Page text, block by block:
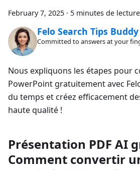
February 7, 2025 · 5 minutes de lecture
Felo Search Tips Buddy
Committed to answers at your
Nous expliquons les étapes pour
PowerPoint gratuitement avec
du temps et créez efficacement
haute qualité !
Présentation PDF AI
Comment convertir